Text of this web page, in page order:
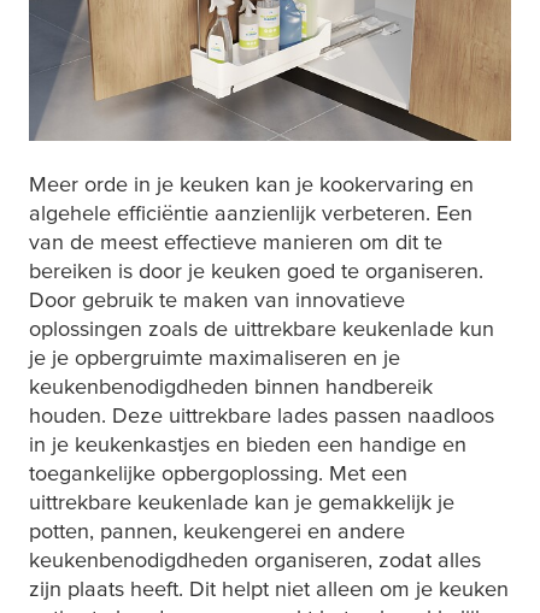
Meer orde in je keuken kan je kookervaring en
algehele efficiëntie aanzienlijk verbeteren. Een
van de meest effectieve manieren om dit te
bereiken is door je keuken goed te organiseren.
Door gebruik te maken van innovatieve
oplossingen zoals de uittrekbare keukenlade kun
je je opbergruimte maximaliseren en je
keukenbenodigdheden binnen handbereik
houden. Deze uittrekbare lades passen naadloos
in je keukenkastjes en bieden een handige en
toegankelijke opbergoplossing. Met een
uittrekbare keukenlade kan je gemakkelijk je
potten, pannen, keukengerei en andere
keukenbenodigdheden organiseren, zodat alles
zijn plaats heeft. Dit helpt niet alleen om je keuken